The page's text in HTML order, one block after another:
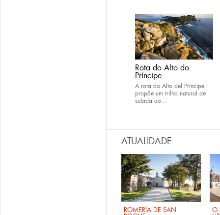
Rota do Alto do
Príncipe
A rota do Alto del Príncipe
propõe um trilho natural de
subida ao...
ATUALIDADE
ROMERÍA DE SAN O